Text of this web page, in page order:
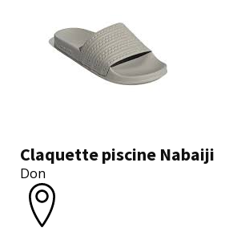
Claquette piscine Nabaiji
Don